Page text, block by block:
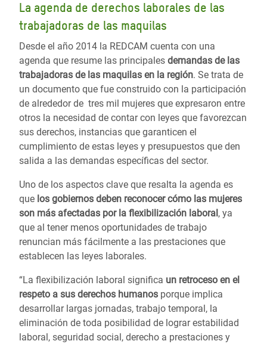
La agenda de derechos laborales de las
trabajadoras de las maquilas
Desde el año 2014 la REDCAM cuenta con una
agenda que resume las principales demandas de las
trabajadoras de las maquilas en la región. Se trata de
un documento que fue construido con la participación
de alrededor de tres mil mujeres que expresaron entre
otros la necesidad de contar con leyes que favorezcan
sus derechos, instancias que garanticen el
cumplimiento de estas leyes y presupuestos que den
salida a las demandas específicas del sector.
Uno de los aspectos clave que resalta la agenda es
que los gobiernos deben reconocer cómo las mujeres
son más afectadas por la flexibilización laboral, ya
que al tener menos oportunidades de trabajo
renuncian más fácilmente a las prestaciones que
establecen las leyes laborales.
“La flexibilización laboral significa un retroceso en el
respeto a sus derechos humanos porque implica
desarrollar largas jornadas, trabajo temporal, la
eliminación de toda posibilidad de lograr estabilidad
laboral, seguridad social, derecho a prestaciones y